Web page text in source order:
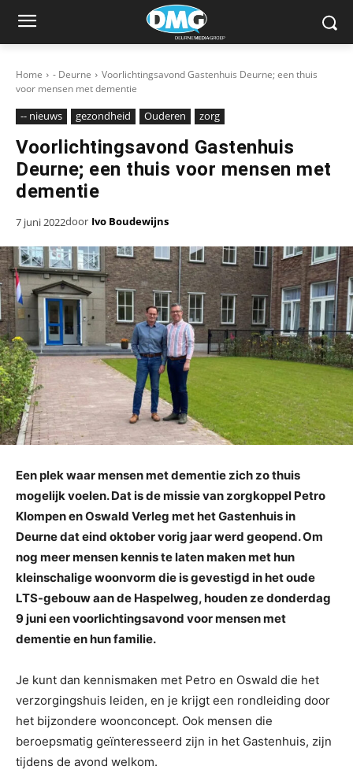
Home - Deurne
Voorlichtingsavond Gastenhuis Deurne; een thuis
voor mensen met dementie
-- nieuws gezondheid Ouderen zorg
Voorlichtingsavond Gastenhuis
Deurne; een thuis voor mensen met
dementie
7 juni 2022door Ivo Boudewijns
Een plek waar mensen met dementie zich zo thuis
mogelijk voelen. Dat is de missie van zorgkoppel Petro
Klompen en Oswald Verleg met het Gastenhuis in
Deurne dat eind oktober vorig jaar werd geopend. Om
nog meer mensen kennis te laten maken met hun
kleinschalige woonvorm die is gevestigd in het oude
LTS-gebouw aan de Haspelweg, houden ze donderdag
9 juni een voorlichtingsavond voor mensen met
dementie en hun familie.
Je kunt dan kennismaken met Petro en Oswald die het
verzorgingshuis leiden, en je krijgt een rondleiding door
het bijzondere woonconcept. Ook mensen die
beroepsmatig geïnteresseerd zijn in het Gastenhuis, zijn
tijdens de avond welkom.